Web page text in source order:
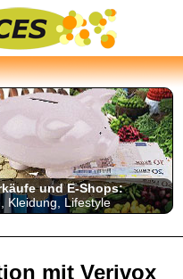
und E-Shops:
Kleidung, Lifestyle
mit Verivox